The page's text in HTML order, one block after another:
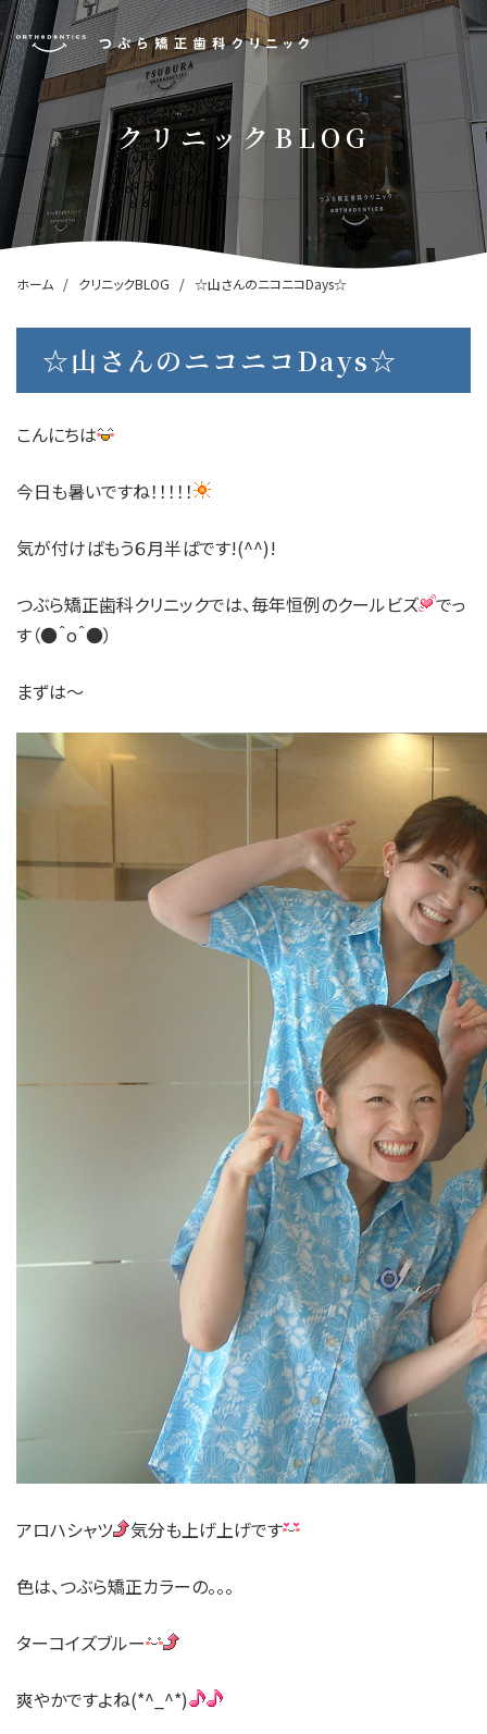
クリニックBLOG
ホーム クリニックBLOG ☆山さんのニコニコDays☆
☆山さんのニコニコDays☆
こんにちは
今日も暑いですね！！！！！
気が付けばもう６月半ばです!(^^)!
つぶら矯正歯科クリニックでは、毎年恒例のクールビズ
でっ
す（●＾o＾●）
まずは～
アロハシャツ 気分も上げ上げです
色は、つぶら矯正カラーの。。。
ターコイズブルー
爽やかですよね(*^_^*)